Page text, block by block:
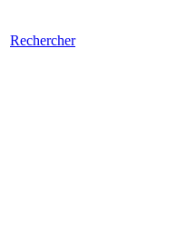
Rechercher